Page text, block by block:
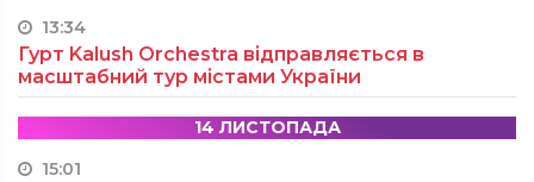
13:34
Гурт Kalush Orchestra відправляється в
масштабний тур містами України
14 ЛИСТОПАДА
15:01